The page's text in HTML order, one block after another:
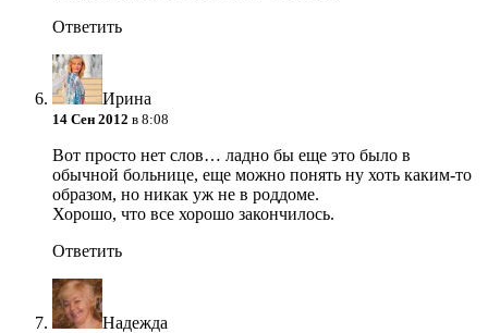
Ответить
Ирина
14 Сен 2012 в 8:08
Вот просто нет слов… ладно бы еще это было в
обычной больнице, еще можно понять ну хоть каким-то
образом, но никак уж не в роддоме.
Хорошо, что все хорошо закончилось.
Ответить
Надежда